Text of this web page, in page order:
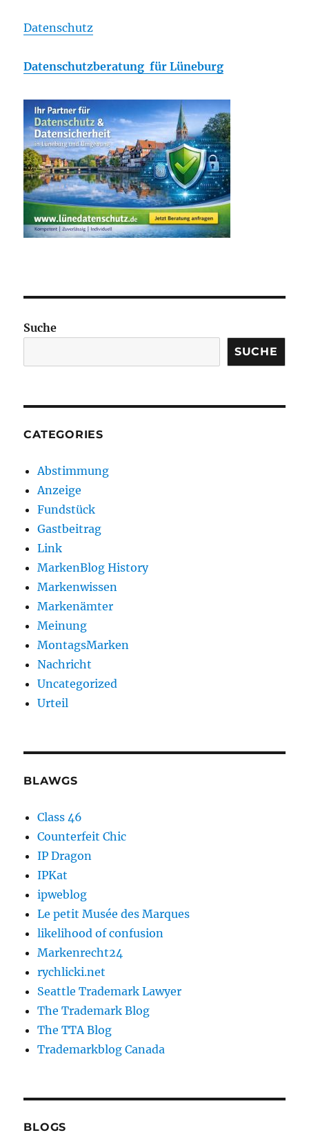
Datenschutz
Datenschutzberatung für Lüneburg
Suche
SUCHE
CATEGORIES
Abstimmung
Anzeige
Fundstück
Gastbeitrag
Link
MarkenBlog History
Markenwissen
Markenämter
Meinung
MontagsMarken
Nachricht
Uncategorized
Urteil
BLAWGS
Class 46
Counterfeit Chic
IP Dragon
IPKat
ipweblog
Le petit Musée des Marques
likelihood of confusion
Markenrecht24
rychlicki.net
Seattle Trademark Lawyer
The Trademark Blog
The TTA Blog
Trademarkblog Canada
BLOGS